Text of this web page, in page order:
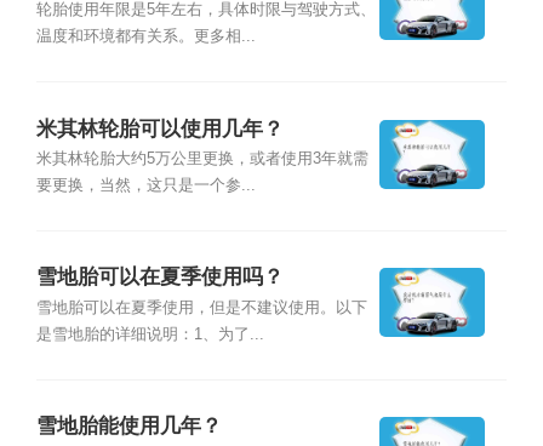
轮胎使用年限是5年左右，具体时限与驾驶方式、
温度和环境都有关系。更多相...
米其林轮胎可以使用几年？
米其林轮胎大约5万公里更换，或者使用3年就需
要更换，当然，这只是一个参...
雪地胎可以在夏季使用吗？
雪地胎可以在夏季使用，但是不建议使用。以下
是雪地胎的详细说明：1、为了...
雪地胎能使用几年？